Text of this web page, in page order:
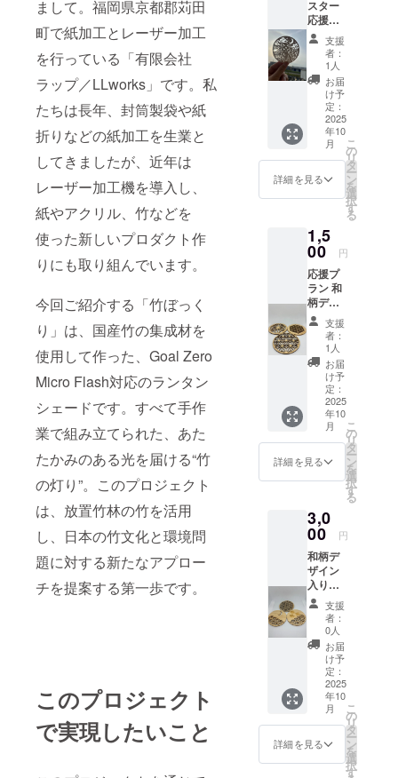
まして。福岡県京都郡苅田
町で紙加工とレーザー加工
を行っている「有限会社
ラップ／LLworks」です。私
たちは長年、封筒製袋や紙
折りなどの紙加工を生業と
してきましたが、近年は
レーザー加工機を導入し、
紙やアクリル、竹などを
使った新しいプロダクト作
りにも取り組んでいます。
今回ご紹介する「竹ぼっく
り」は、国産竹の集成材を
使用して作った、Goal Zero
Micro Flash対応のランタン
シェードです。すべて手作
業で組み立てられた、あた
たかみのある光を届ける“竹
の灯り”。このプロジェクト
は、放置竹林の竹を活用
し、日本の竹文化と環境問
題に対する新たなアプロー
チを提案する第一歩です。
このプロジェクト
で実現したいこと
スター
応援プ
ラン 切
り絵風
紙製
コース
ター
×2
＋ お
礼メッ
セージ
気軽に
応援で
きるプ
ランで
厚の
コース
ター用
紙を
使った
繊細な
切り絵
風の紙
製コー
スター
を2枚
セット
でお届
けしま
す。
飾って
も使っ
のひら
サイズ
のアー
トで
す。色
を塗っ
たり、
アロマ
オイル
を染み
込ませ
て香り
を楽し
まれて
もいい
と思い
ます。
支援
者：
1人
お届
け予
定：
2025
年10
月
詳細を見る
こ
の
リ
タ
ー
ン
を
選
択
す
る
1,5
00 円
応援プ
ラン 和
柄デザ
イン(ラ
ンダム)
入り国
産竹製
コース
ター×2
＋お礼
メッ
セージ
国産竹
の集成
材を
レー
て精密
に彫
刻・
カット
した直
径9㎝の
コース
ターに
なりま
す。 日
本伝統
の和柄
と竹の
調和に
より食
卓に和
の風
支援
者：
1人
お届
け予
定：
2025
年10
月
詳細を見る
こ
の
リ
タ
ー
ン
を
選
択
す
る
3,0
00 円
和柄デ
ザイン
入り
コース
ター5枚
セット
和柄デ
ザイン
入り
コース
ターを
ランダ
ムで5種
セット
にした
商品で
支援
者：
0人
お届
け予
定：
2025
年10
月
詳細を見る
こ
の
リ
タ
ー
ン
を
選
択
す